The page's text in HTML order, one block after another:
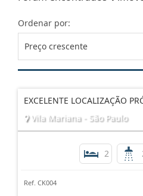
Ordenar por:
Preço crescente
EXCELENTE LOCALIZAÇÃO
Vila Mariana - São Paulo
2
Ref. CK004